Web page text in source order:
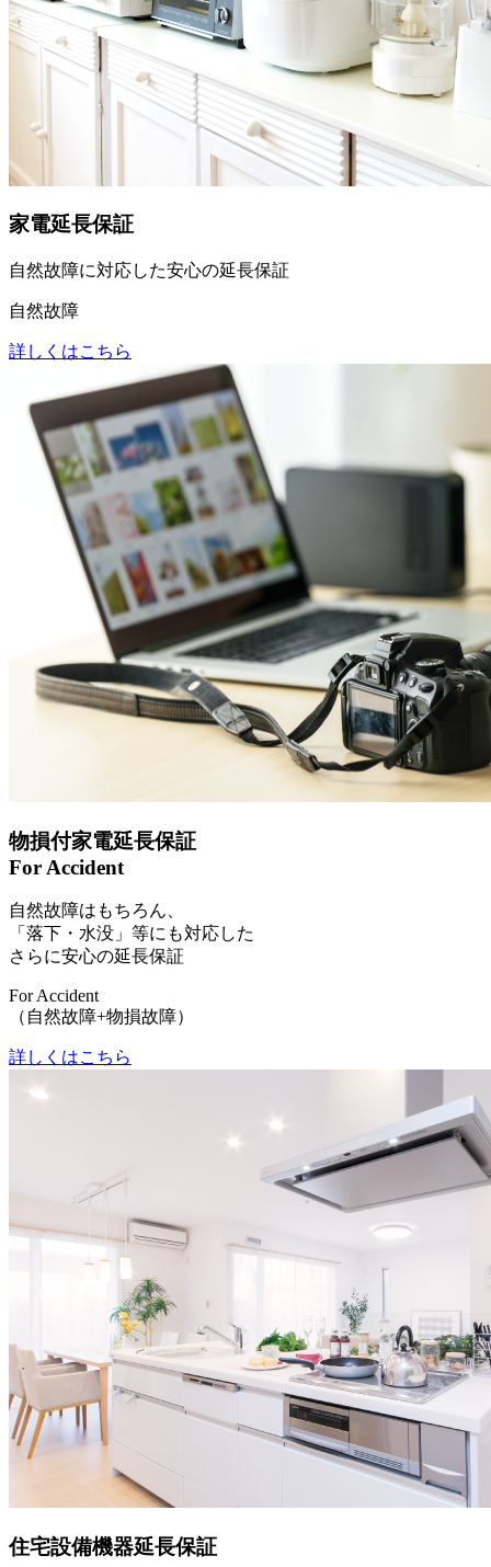
家電延長保証
自然故障に対応した安心の延長保証
自然故障
詳しくはこちら
物損付家電延長保証
For Accident
自然故障はもちろん、
「落下・水没」等にも対応した
さらに安心の延長保証
For Accident
（自然故障+物損故障）
詳しくはこちら
住宅設備機器延長保証